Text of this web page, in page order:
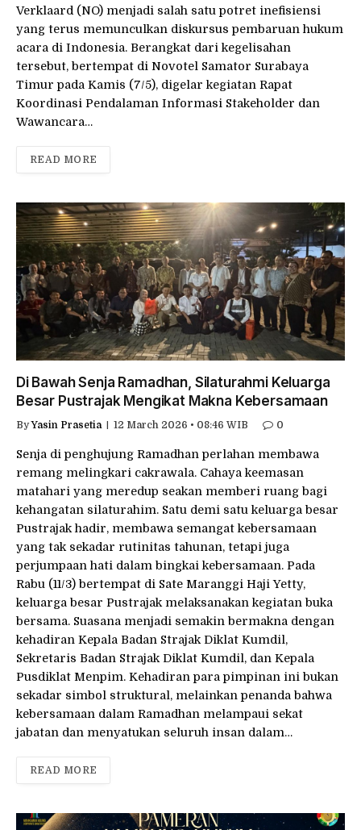
Verklaard (NO) menjadi salah satu potret inefisiensi
yang terus memunculkan diskursus pembaruan hukum
acara di Indonesia. Berangkat dari kegelisahan
tersebut, bertempat di Novotel Samator Surabaya
Timur pada Kamis (7/5), digelar kegiatan Rapat
Koordinasi Pendalaman Informasi Stakeholder dan
Wawancara…
READ MORE
Di Bawah Senja Ramadhan, Silaturahmi Keluarga
Besar Pustrajak Mengikat Makna Kebersamaan
By Yasin Prasetia 12 March 2026 • 08:46 WIB 0
Senja di penghujung Ramadhan perlahan membawa
remang melingkari cakrawala. Cahaya keemasan
matahari yang meredup seakan memberi ruang bagi
kehangatan silaturahim. Satu demi satu keluarga besar
Pustrajak hadir, membawa semangat kebersamaan
yang tak sekadar rutinitas tahunan, tetapi juga
perjumpaan hati dalam bingkai kebersamaan. Pada
Rabu (11/3) bertempat di Sate Maranggi Haji Yetty,
keluarga besar Pustrajak melaksanakan kegiatan buka
bersama. Suasana menjadi semakin bermakna dengan
kehadiran Kepala Badan Strajak Diklat Kumdil,
Sekretaris Badan Strajak Diklat Kumdil, dan Kepala
Pusdiklat Menpim. Kehadiran para pimpinan ini bukan
sekadar simbol struktural, melainkan penanda bahwa
kebersamaan dalam Ramadhan melampaui sekat
jabatan dan menyatukan seluruh insan dalam…
READ MORE